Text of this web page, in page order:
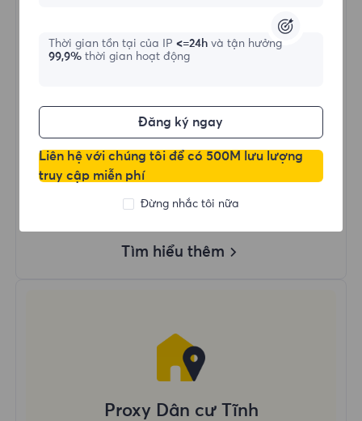
Dùng Dữ Liệu Không Giới Hạn
Sử Dụng IP Không Giới Hạn
Hơn 50 Vùng Trên Toàn Thế Giới
Proxy Dân Cư Động Thực
Tìm hiểu thêm
Proxy Dân cư Tĩnh
Thời gian tồn tại của IP <=24h và tận hưởng
99,9%thời gian hoạt động
Đăng ký ngay
Liên hệ với chúng tôi để có 500M lưu lượng
truy cập miễn phí
Đừng nhắc tôi nữa